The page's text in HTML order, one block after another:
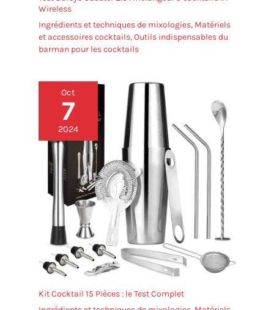
Wireless
Ingrédients et techniques de mixologies, Matériels
et accessoires cocktails,Outils indispensables du
barman pour les cocktails
Oct
7
2024
Kit Cocktail 15 Pièces : le Test Complet